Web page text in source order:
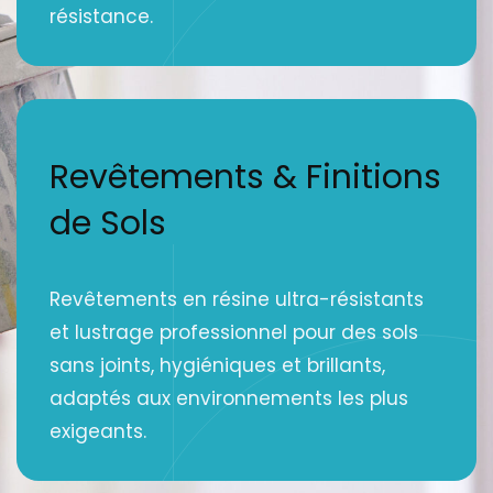
résistance.
Revêtements & Finitions
de Sols
Revêtements en résine ultra-résistants
et lustrage professionnel pour des sols
sans joints, hygiéniques et brillants,
adaptés aux environnements les plus
exigeants.